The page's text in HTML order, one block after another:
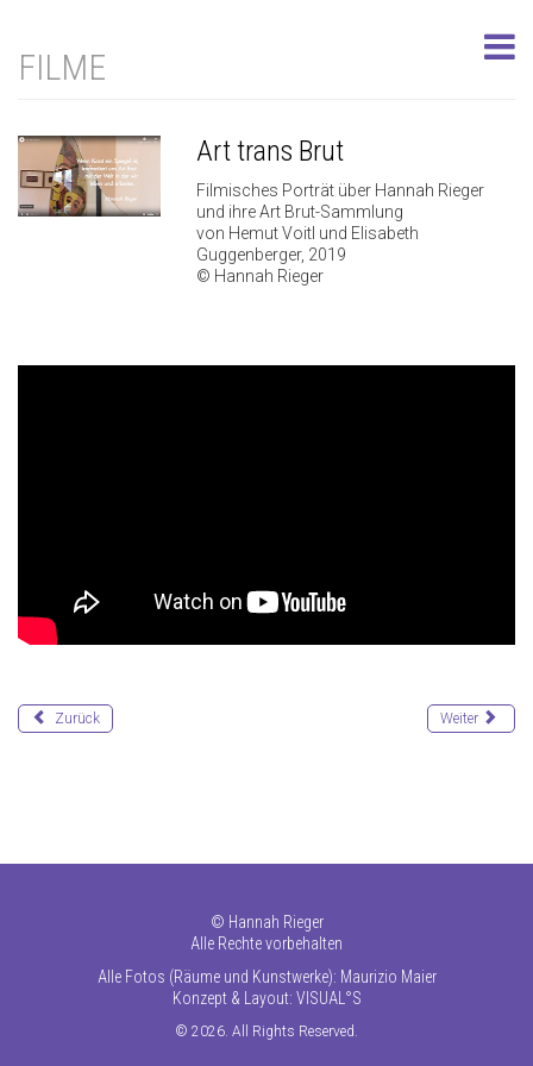
FILME
Art trans Brut
Filmisches Porträt über Hannah Rieger
und ihre Art Brut-Sammlung
von Hemut Voitl und Elisabeth
Guggenberger, 2019
© Hannah Rieger
Zurück Weiter
© Hannah Rieger
Alle Rechte vorbehalten
Alle Fotos (Räume und Kunstwerke): Maurizio Maier
Konzept & Layout: VISUAL°S
© 2026. All Rights Reserved.